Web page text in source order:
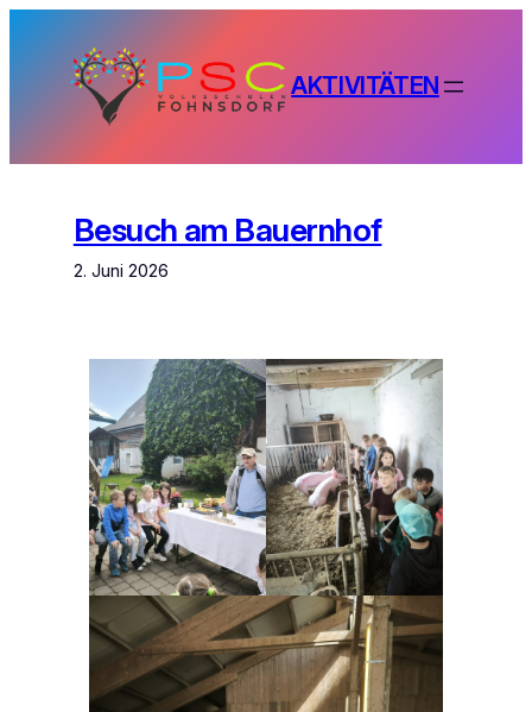
springen
AKTIVITÄTEN
Besuch am Bauernhof
2. Juni 2026